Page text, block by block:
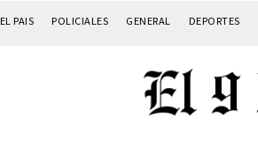
EL PAIS POLICIALES GENERAL DEPORTES